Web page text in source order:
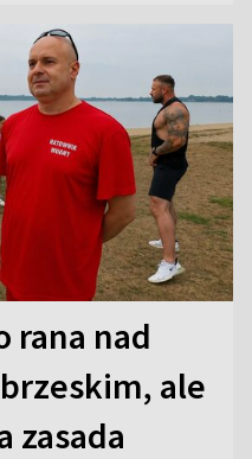
rana nad
ale
zasada